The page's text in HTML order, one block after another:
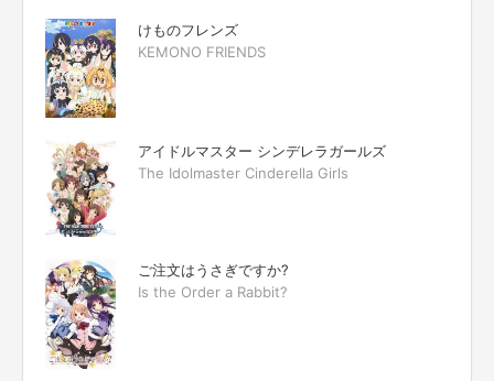
けものフレンズ
KEMONO FRIENDS
アイドルマスター シンデレラガールズ
The Idolmaster Cinderella Girls
ご注文はうさぎですか?
Is the Order a Rabbit?